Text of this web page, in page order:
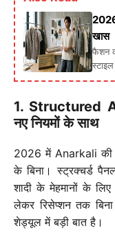
2026
खास
फैशन
1. Structured
नए नियमों के साथ
2026 में Anarkali की
के बिना। स्ट्रक्चर्ड
शादी के मेहमानों के
लेकर रिसेप्शन तक
शेड्यूल में बड़ी बात है।